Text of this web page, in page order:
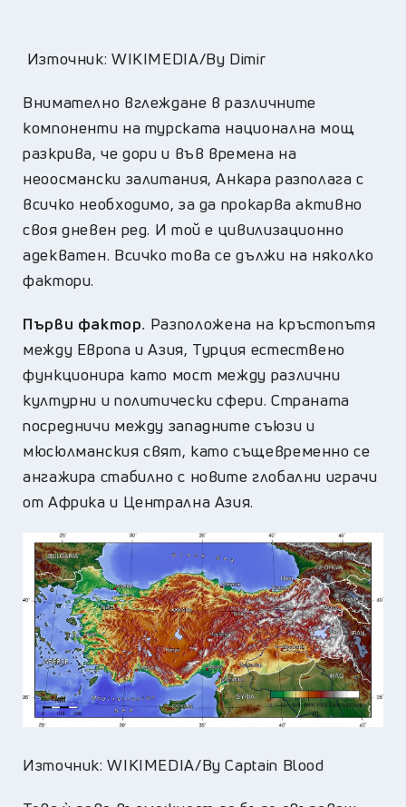
Източник: WIKIMEDIA/By Dimir
Внимателно вглеждане в различните
компоненти на турската национална мощ
разкрива, че дори и във времена на
неоосмански залитания, Анкара разполага с
всичко необходимо, за да прокарва активно
своя дневен ред. И той е цивилизационно
адекватен. Всичко това се дължи на няколко
фактори.
Първи фактор. Разположена на кръстопътя
между Европа и Азия, Турция естествено
функционира като мост между различни
културни и политически сфери. Страната
посредничи между западните съюзи и
мюсюлманския свят, като същевременно се
ангажира стабилно с новите глобални играчи
от Африка и Централна Азия.
Източник: WIKIMEDIA/By Captain Blood